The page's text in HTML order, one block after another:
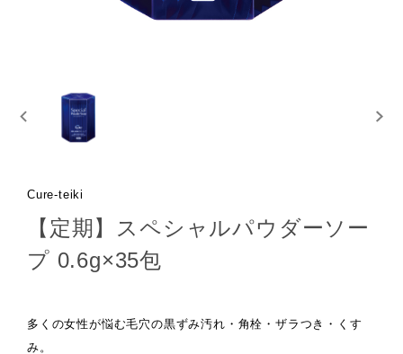
Cure-teiki
【定期】スペシャルパウダーソー
プ 0.6g×35包
多くの女性が悩む毛穴の黒ずみ汚れ・角栓・ザラつき・くす
み。